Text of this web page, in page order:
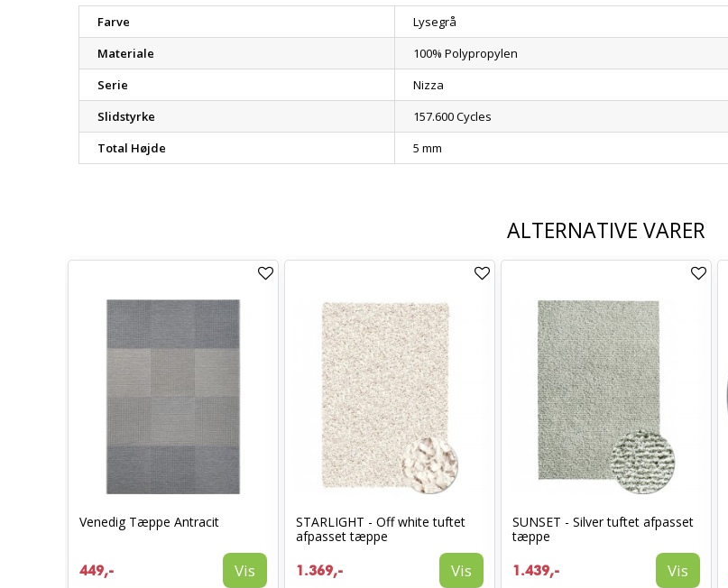
Farve
Lysegrå
Materiale
100% Polypropylen
Serie
Nizza
Slidstyrke
157.600 Cycles
Total Højde
5 mm
ALTERNATIVE VARER
Venedig Tæppe Antracit
449,- Vis
STARLIGHT - Off white tuftet
afpasset tæppe
1.369,- Vis
SUNSET - Silver tuftet afpasset
tæppe
1.439,- Vis